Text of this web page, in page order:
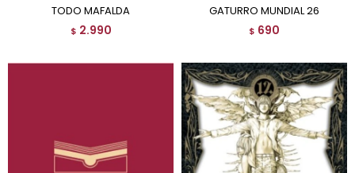
TODO MAFALDA
$ 2.990
GATURRO MUNDIAL 26
$ 690